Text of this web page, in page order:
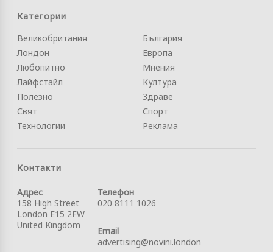
Категории
Великобритания
Лондон
Любопитно
Лайфстайл
Полезно
Свят
Технологии
България
Европа
Мнения
Култура
Здраве
Спорт
Реклама
Контакти
Адрес
158 High Street
London E15 2FW
United Kingdom
Телефон
020 8111 1026
Email
advertising@novini.london